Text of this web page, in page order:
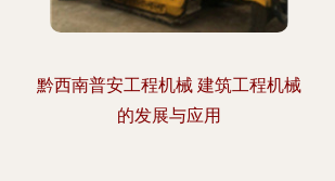
黔西南普安工程机械 建筑工程机械
的发展与应用